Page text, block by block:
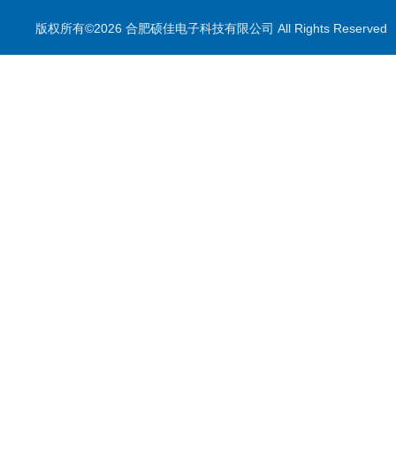
气体检测仪
测量仪
版权所有©2026 合肥硕佳电子科技有限公司 All Rights